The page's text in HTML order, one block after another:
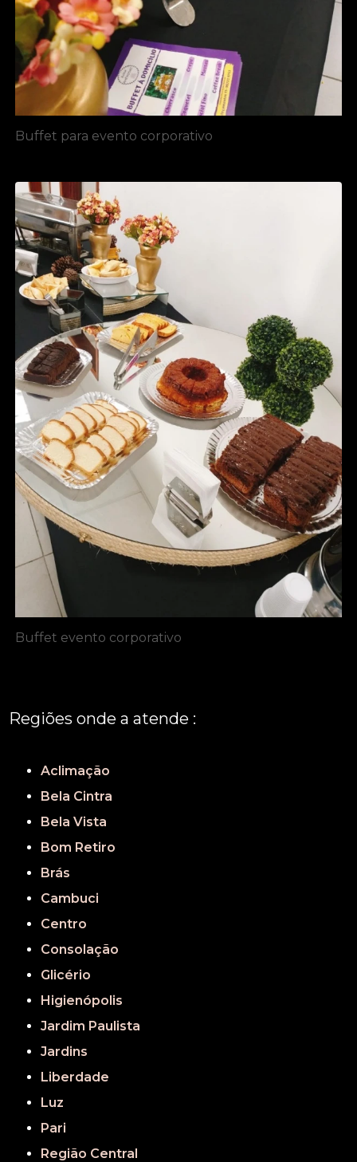
Buffet para evento corporativo
Buffet evento corporativo
Regiões onde a atende :
Aclimação
Bela Cintra
Bela Vista
Bom Retiro
Brás
Cambuci
Centro
Consolação
Glicério
Higienópolis
Jardim Paulista
Jardins
Liberdade
Luz
Pari
Região Central